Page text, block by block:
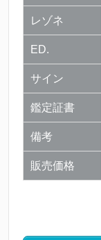
レゾネ
ED.
サイン
鑑定証書
備考
販売価格